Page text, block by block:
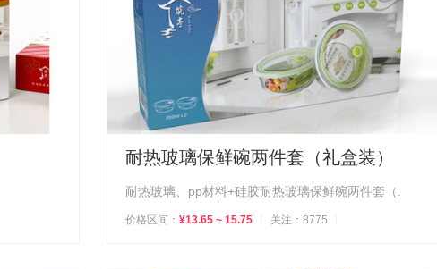
耐热玻璃保鲜碗两件套（礼盒装）
耐热玻璃、pp材料+硅胶耐热玻璃保鲜碗两件套（.
价格区间： ¥13.65 ~ 15.75 关注：8775